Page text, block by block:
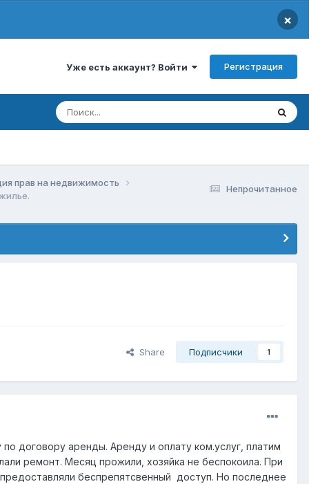
×
Уже есть аккаунт? Войти Регистрация
Непрочитанное
прав на недвижимость
Share Подписчики 1
договору аренды. Аренду и оплату ком.услуг, платим
ремонт. Месяц прожили, хозяйка не беспокоила. При
беспрепятсвенный доступ. Но последнее